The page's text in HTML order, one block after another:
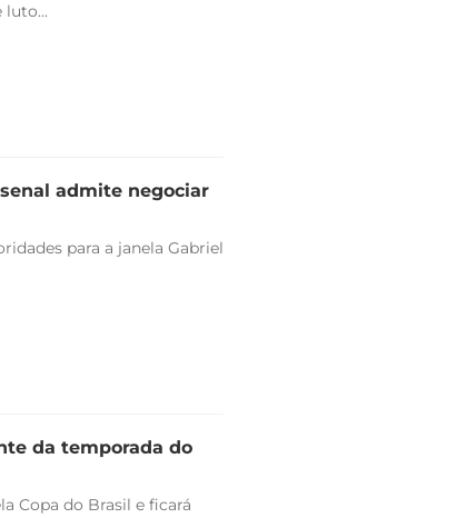
luto...
admite negociar
para a janela Gabriel
da temporada do
Copa do Brasil e ficará